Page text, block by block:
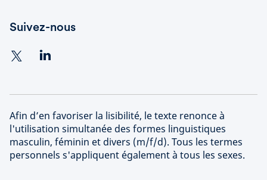
Suivez-nous
Afin d’en favoriser la lisibilité, le texte renonce à
l'utilisation simultanée des formes linguistiques
masculin, féminin et divers (m/f/d). Tous les termes
personnels s'appliquent également à tous les sexes.